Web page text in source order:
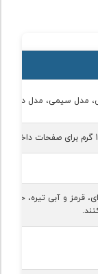
قرمز و آبی تیره، حس